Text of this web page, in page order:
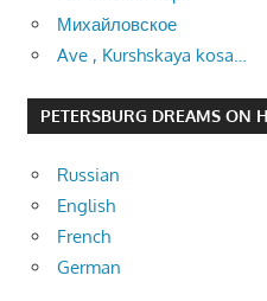
Михайловское
Ave , Kurshskaya kosa…
PETERSBURG DREAMS ON
Russian
English
French
German